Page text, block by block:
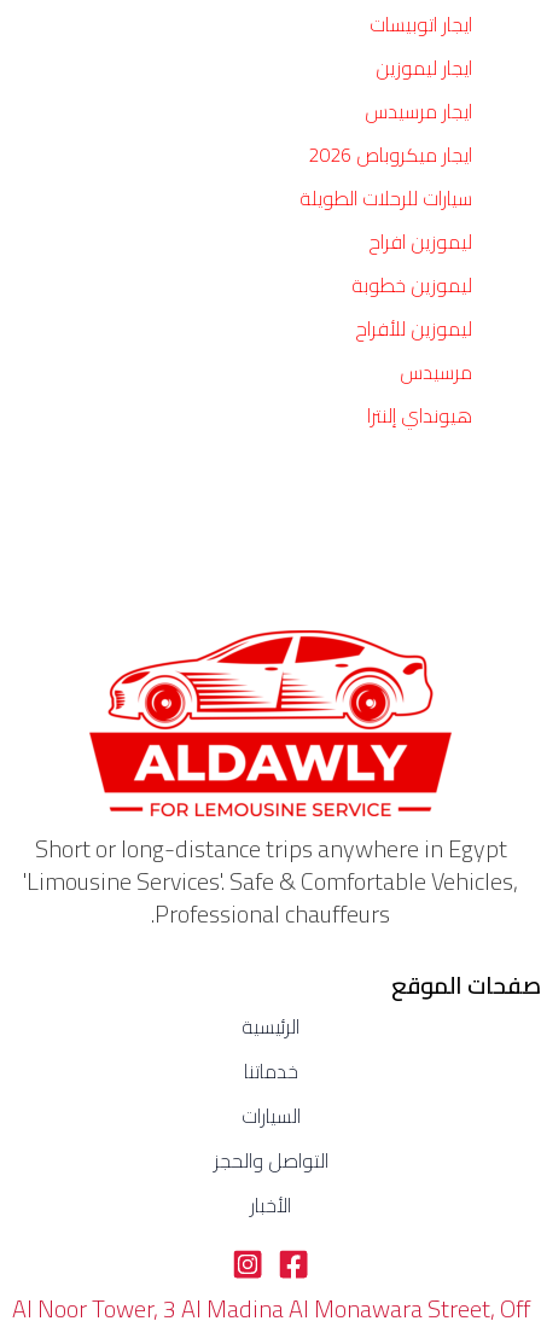
ايجار اتوبيسات
ايجار ليموزين
ايجار مرسيدس
ايجار ميكروباص 2026
سيارات للرحلات الطويلة
ليموزين افراح
ليموزين خطوبة
ليموزين للأفراح
مرسيدس
هيونداي إلنترا
Short or long-distance trips anywhere in Egypt
'Limousine Services'. Safe & Comfortable Vehicles,
Professional chauffeurs.
صفحات الموقع
الرئيسية
خدماتنا
السيارات
التواصل والحجز
الأخبار
Al Noor Tower, 3 Al Madina Al Monawara Street, Off